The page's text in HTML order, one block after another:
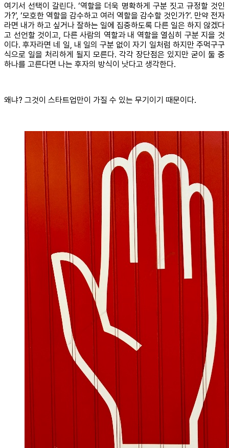
여기서 선택이 갈린다. ‘역할을 더욱 명확하게 구분 짓고 규정할 것인
가?’, ‘모호한 역할을 감수하고 여러 역할을 감수할 것인가?’. 만약 전자
라면 내가 하고 싶거나 잘하는 일에 집중하도록 다른 일은 하지 않겠다
고 선언할 것이고, 다른 사람의 역할과 내 역할을 열심히 구분 지을 것
이다. 후자라면 네 일, 내 일의 구분 없이 자기 일처럼 하지만 주먹구구
식으로 일을 처리하게 될지 모른다. 각각 장단점은 있지만 굳이 둘 중
하나를 고른다면 나는 후자의 방식이 낫다고 생각한다.
왜냐? 그것이 스타트업만이 가질 수 있는 무기이기 때문이다.